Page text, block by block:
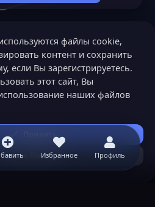
Избранное Профиль
файлы cookie,
контент и сохранить
если Вы зарегистрируетесь.
этот сайт, Вы
наших файлов
Принять
Узнать больше...